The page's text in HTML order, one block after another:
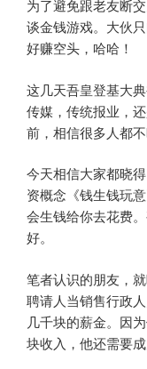
为了避免跟老友断
谈金钱游戏。大伙
好赚空头，哈哈！
这几天吾皇登基大
传媒，传统报业，
前，相信很多人都
今天相信大家都晓
资概念《钱生钱玩
会生钱给你去花费
好。
笔者认识的朋友，
聘请人当销售行政
几千块的薪金。因
块收入，他还需要